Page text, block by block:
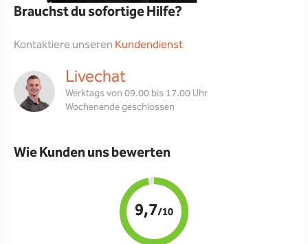
Brauchst du sofortige Hilfe?
Kontaktiere unseren Kundendienst
Livechat
Werktags von 09.00 bis 17.00 Uhr
Wochenende geschlossen
Wie Kunden uns bewerten
9,7/10